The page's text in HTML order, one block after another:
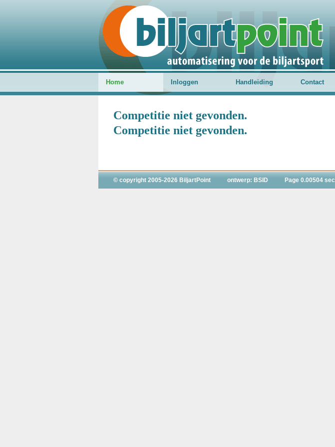
Home Inloggen Handleiding Contact
Competitie niet gevonden.
Competitie niet gevonden.
© copyright 2005-2026 BiljartPoint ontwerp: BSID Page 0.00504 sec